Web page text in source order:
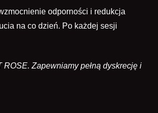
odporności i redukcja
na co dzień. Po każdej sesji
Zapewniamy pełną dyskrecję i